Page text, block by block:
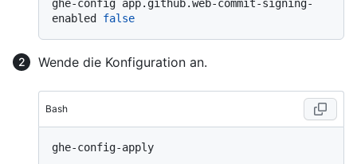
ghe-config app.github.web-commit-signing-
enabled false
Wende die Konfiguration an.
Bash